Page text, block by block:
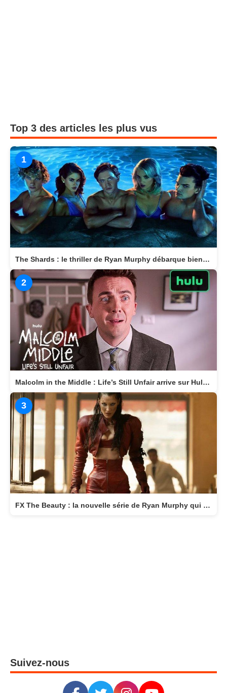
Top 3 des articles les plus vus
1
The Shards : le thriller de Ryan Murphy débarque bientôt sur Disney+
2
Malcolm in the Middle : Life’s Still Unfair arrive sur Hulu le 10 avril 2026
3
FX The Beauty : la nouvelle série de Ryan Murphy qui transforme la beauté en arme fatale
Suivez-nous